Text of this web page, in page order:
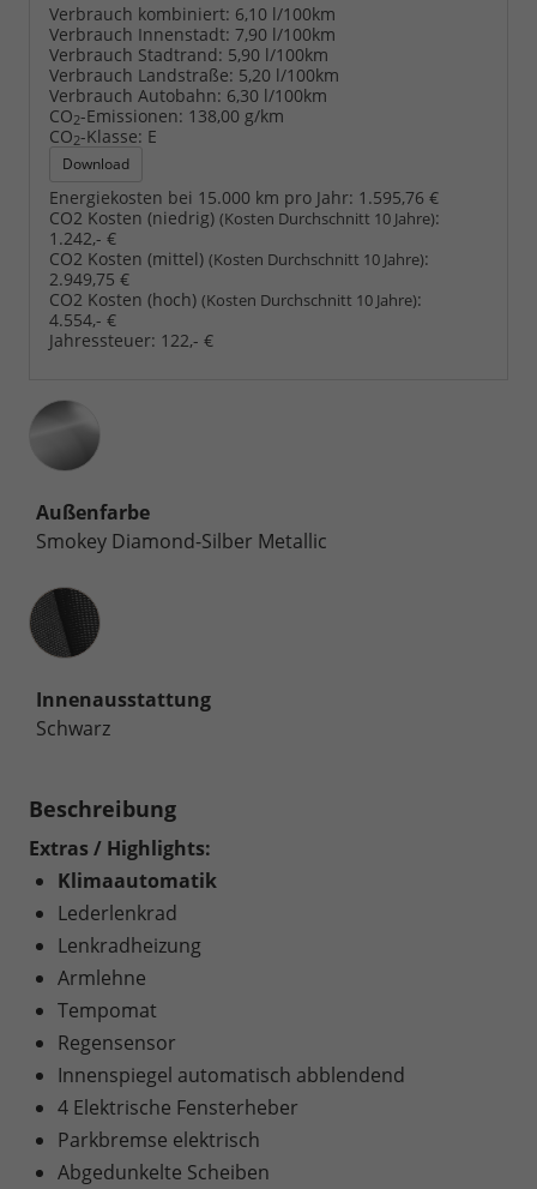
Verbrauch kombiniert: 6,10 l/100km
Verbrauch Innenstadt: 7,90 l/100km
Verbrauch Stadtrand: 5,90 l/100km
Verbrauch Landstraße: 5,20 l/100km
Verbrauch Autobahn: 6,30 l/100km
CO2-Emissionen: 138,00 g/km
CO2-Klasse: E
Download
Energiekosten bei 15.000 km pro Jahr: 1.595,76 €
CO2 Kosten (niedrig) (Kosten Durchschnitt 10 Jahre):
1.242,- €
CO2 Kosten (mittel) (Kosten Durchschnitt 10 Jahre):
2.949,75 €
CO2 Kosten (hoch) (Kosten Durchschnitt 10 Jahre):
4.554,- €
Jahressteuer: 122,- €
Außenfarbe
Smokey Diamond-Silber Metallic
Innenausstattung
Innenausstattung
Schwarz
Beschreibung
Extras / Highlights:
Klimaautomatik
Lederlenkrad
Lenkradheizung
Armlehne
Tempomat
Regensensor
Innenspiegel automatisch abblendend
4 Elektrische Fensterheber
Parkbremse elektrisch
Abgedunkelte Scheiben